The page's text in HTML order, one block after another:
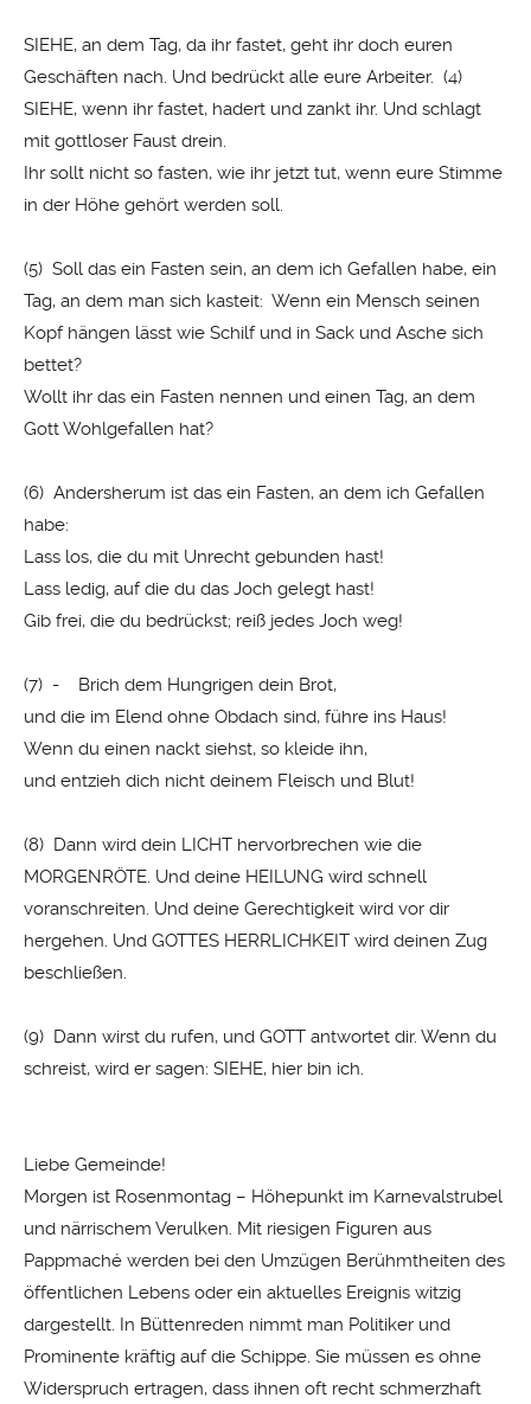
SIEHE, an dem Tag, da ihr fastet, geht ihr doch euren
Geschäften nach. Und bedrückt alle eure Arbeiter. (4)
SIEHE, wenn ihr fastet, hadert und zankt ihr. Und schlagt
mit gottloser Faust drein.
Ihr sollt nicht so fasten, wie ihr jetzt tut, wenn eure Stimme
in der Höhe gehört werden soll.
(5) Soll das ein Fasten sein, an dem ich Gefallen habe, ein
Tag, an dem man sich kasteit: Wenn ein Mensch seinen
Kopf hängen lässt wie Schilf und in Sack und Asche sich
bettet?
Wollt ihr das ein Fasten nennen und einen Tag, an dem
Gott Wohlgefallen hat?
(6) Andersherum ist das ein Fasten, an dem ich Gefallen
habe:
Lass los, die du mit Unrecht gebunden hast!
Lass ledig, auf die du das Joch gelegt hast!
Gib frei, die du bedrückst; reiß jedes Joch weg!
(7) - Brich dem Hungrigen dein Brot,
und die im Elend ohne Obdach sind, führe ins Haus!
Wenn du einen nackt siehst, so kleide ihn,
und entzieh dich nicht deinem Fleisch und Blut!
(8) Dann wird dein LICHT hervorbrechen wie die
MORGENRÖTE. Und deine HEILUNG wird schnell
voranschreiten. Und deine Gerechtigkeit wird vor dir
hergehen. Und GOTTES HERRLICHKEIT wird deinen Zug
beschließen.
(9) Dann wirst du rufen, und GOTT antwortet dir. Wenn du
schreist, wird er sagen: SIEHE, hier bin ich.
Liebe Gemeinde!
Morgen ist Rosenmontag – Höhepunkt im Karnevalstrubel
und närrischem Verulken. Mit riesigen Figuren aus
Pappmaché werden bei den Umzügen Berühmtheiten des
öffentlichen Lebens oder ein aktuelles Ereignis witzig
dargestellt. In Büttenreden nimmt man Politiker und
Prominente kräftig auf die Schippe. Sie müssen es ohne
Widerspruch ertragen, dass ihnen oft recht schmerzhaft